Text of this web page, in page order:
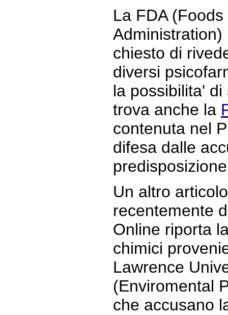
La FDA
chiesto di
diversi
la possibilita'
trova anche la
contenuta nel
difesa dalle
Un altro
recentemente
Online riporta
chimici
Lawrence
(Enviromental
che accusano